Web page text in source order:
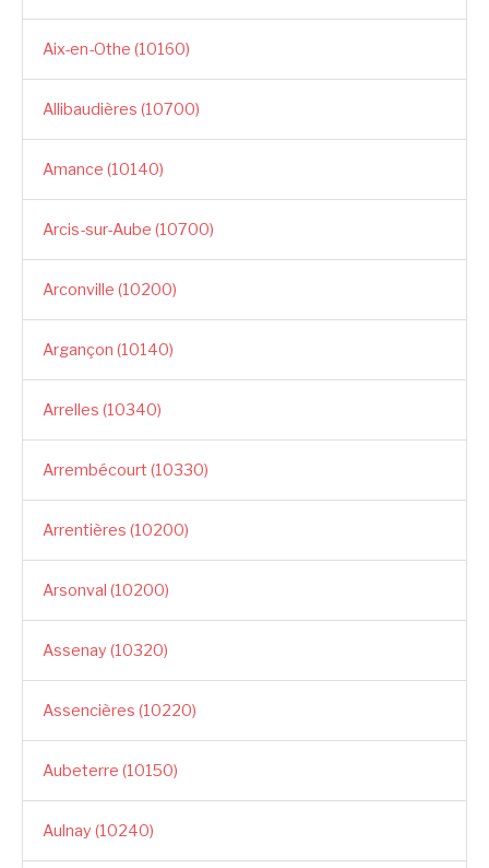
Aix-en-Othe (10160)
Allibaudières (10700)
Amance (10140)
Arcis-sur-Aube (10700)
Arconville (10200)
Argançon (10140)
Arrelles (10340)
Arrembécourt (10330)
Arrentières (10200)
Arsonval (10200)
Assenay (10320)
Assencières (10220)
Aubeterre (10150)
Aulnay (10240)